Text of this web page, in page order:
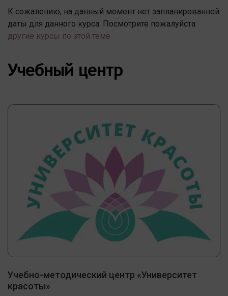
К сожалению, на данный момент нет запланированной
даты для данного курса. Посмотрите пожалуйста
другие курсы по этой теме
Учебный центр
Учебно-методический центр «Университет
красоты»